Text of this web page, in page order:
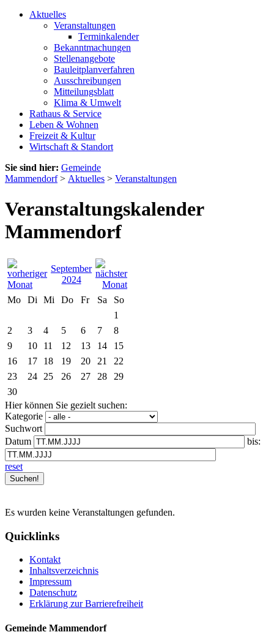
Aktuelles
Veranstaltungen
Terminkalender
Bekanntmachungen
Stellenangebote
Bauleitplanverfahren
Ausschreibungen
Mitteilungsblatt
Klima & Umwelt
Rathaus & Service
Leben & Wohnen
Freizeit & Kultur
Wirtschaft & Standort
Sie sind hier: Gemeinde
Mammendorf> Aktuelles > Veranstaltungen
Veranstaltungskalender
Mammendorf
September
2024
Mo
Di Mi Do Fr Sa
So
1
2
3 4 5 6 7
8
9
10 11 12 13 14
15
16
17 18 19 20 21
22
23
24 25 26 27 28
29
30
Hier können Sie gezielt suchen:
Kategorie
Suchwort
Datum
bis:
reset
Es wurden keine Veranstaltungen gefunden.
Quicklinks
Kontakt
Inhaltsverzeichnis
Impressum
Datenschutz
Erklärung zur Barrierefreiheit
Gemeinde Mammendorf